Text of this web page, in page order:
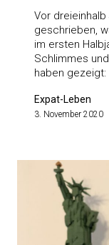
Vor
geschrieben,
im ersten
Schlimmes
haben gezeigt:
Expat-Leben
3. November 2020